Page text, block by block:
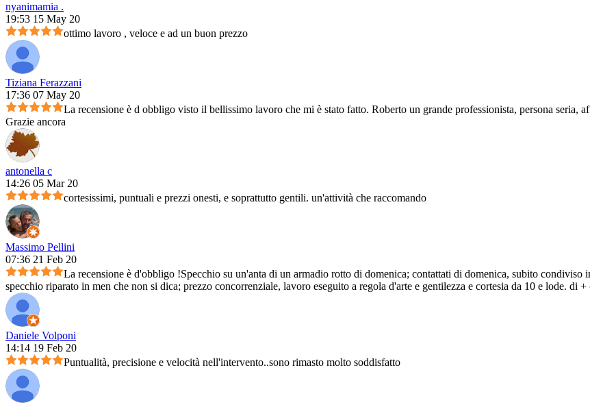
nyanimamia .
19:53 15 May 20
ottimo lavoro , veloce e ad un buon prezzo
Tiziana Ferazzani
17:36 07 May 20
La recensione è d obbligo visto il bellissimo lavoro che mi è stato fatto. Roberto un grande professionista, persona seria,
Grazie ancora
antonella c
14:26 05 Mar 20
cortesissimi, puntuali e prezzi onesti, e soprattutto gentili. un'attività che raccomando
Massimo Pellini
07:36 21 Feb 20
La recensione è d'obbligo !Specchio su un'anta di un armadio rotto di domenica; contattati di domenica, subito
specchio riparato in men che non si dica; prezzo concorrenziale, lavoro eseguito a regola d'arte e gentilezza e cortesia da 10 e lode. di
Daniele Volponi
14:14 19 Feb 20
Puntualità, precisione e velocità nell'intervento..sono rimasto molto soddisfatto